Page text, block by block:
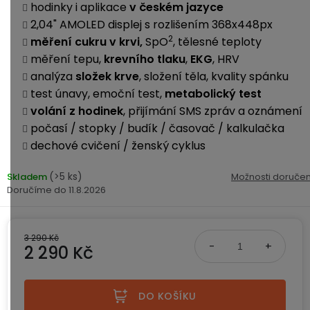
Napájecí
kabely
Příslušenství
dotykovým
displejem
Bone
Conduction
Lenovo
-
za
uši
Sada
dronu
se
2
bateriemi
Sada
dronu
3
bateriemi
díly
a
kamerám
Bateriové
WiFi
kamery
Bateriové
4G
kamery
Wifi
Bateriové
4G
(SIM)
Paměťové
karty
na
zmrzlinu
ledovou
tříšť
Příslušenství
do
auta
adaptéry
kabely
služby
PRODEJ
podmínky
hodinky i aplikace v českém jazyce
2,04" AMOLED displej s rozlišením 368x448px
měření cukru v krvi,SpO2, tělesné teploty
měření tepu, krevního tlaku, EKG, HRV
analýza složek krve, složení těla, kvality spánku
test únavy, emoční test, metabolický test
volání z hodinek, přijímání SMS zpráv a oznámení
počasí / stopky / budík / časovač / kalkulačka
dechové cvičení / ženský cyklus
Skladem (>5 ks)
11.8.2026
Možnosti
3 290 Kč
2 290 Kč
DO KOŠÍKU